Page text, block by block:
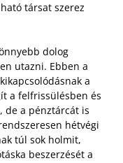
társat szerez
dolog
utazni. Ebben a
a
a felfrissülésben és
de a pénztárcát is
hétvégi
túl sok holmit,
beszerzését a